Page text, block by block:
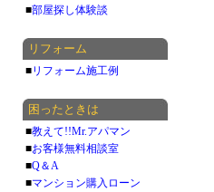
■部屋探し体験談
リフォーム
■リフォーム施工例
困ったときは
■教えて!!Mr.アパマン
■お客様無料相談室
■Q＆A
■マンション購入ローン